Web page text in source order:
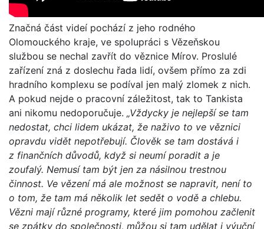
Značná část videí pochází z jeho rodného
Olomouckého kraje, ve spolupráci s Vězeňskou
službou se nechal zavřít do věznice Mírov. Proslulé
zařízení zná z doslechu řada lidí, ovšem přímo za zdi
hradního komplexu se podíval jen malý zlomek z nich.
A pokud nejde o pracovní záležitost, tak to Tankista
ani nikomu nedoporučuje. „Vždycky je nejlepší se tam
nedostat, chci lidem ukázat, že naživo to ve věznici
opravdu vidět nepotřebují. Člověk se tam dostává i
z finančních důvodů, když si neumí poradit a je
zoufalý. Nemusí tam být jen za násilnou trestnou
činnost. Ve vězení má ale možnost se napravit, není to
o tom, že tam má několik let sedět o vodě a chlebu.
Vězni mají různé programy, které jim pomohou začlenit
se zpátky do společnosti, můžou si tam udělat i výuční